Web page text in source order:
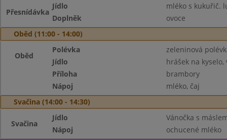
Přesnídávka
Jídlo
mléko s kukuřič.
Doplněk
ovoce
Oběd (11:00 - 14:00)
Oběd
Polévka
zeleninová
Jídlo
hrášek na kyselo,
Příloha
brambory
Nápoj
mléko, čaj
Svačina (14:00 - 14:30)
Svačina
Jídlo
Vánočka s
Nápoj
ochucené mléko